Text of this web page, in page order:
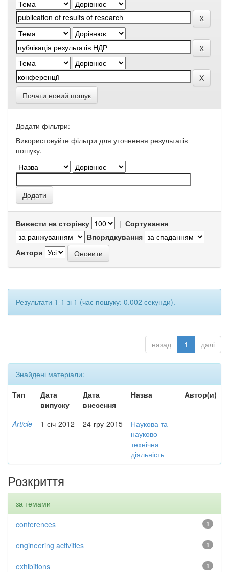
Почати новий пошук
Додати фільтри:
Використовуйте фільтри для уточнення результатів
пошуку.
Вивести на сторінку | Сортування
Впорядкування
Автори
Результати 1-1 зі 1 (час пошуку: 0.002 секунди).
назад 1 далі
Знайдені матеріали:
Тип
Дата
випуску
Дата
внесення
Назва Автор(и)
Article 1-січ-2012 24-гру-2015
Наукова та
науково-
технічна
діяльність
-
Розкриття
за темами
1
conferences
1
engineering activities
1
exhibitions